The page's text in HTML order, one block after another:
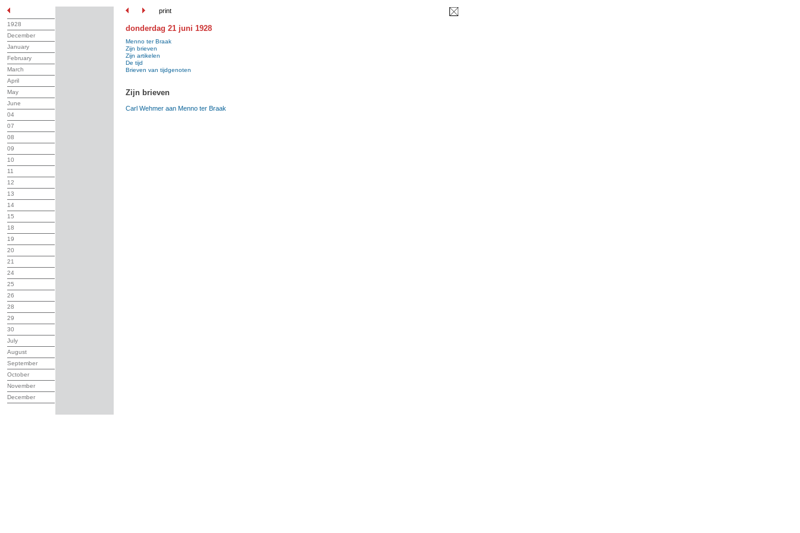
print
1928
December
January
February
March
April
May
June
04
07
08
09
10
11
12
13
14
15
18
19
20
21
24
25
26
28
29
30
July
August
September
October
November
December
donderdag 21 juni 1928
Menno ter Braak
Zijn brieven
Zijn artikelen
De tijd
Brieven van tijdgenoten
Zijn brieven
Carl Wehmer aan Menno ter Braak